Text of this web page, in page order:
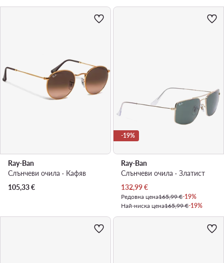
Ray-Ban
Слънчеви очила · Кафяв
105,33€
-19%
Ray-Ban
Слънчеви очила · Златист
Актуална цена
132,99€
Редовна цена165,99 €-19%
Най-ниска цена165,99 €-19%